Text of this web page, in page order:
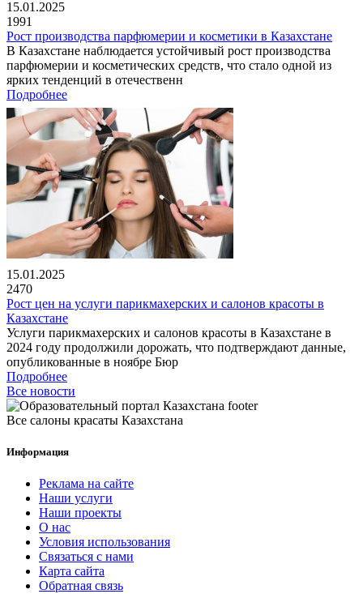
15.01.2025
1991
Рост производства парфюмерии и косметики в Казахстане
В Казахстане наблюдается устойчивый рост производства
парфюмерии и косметических средств, что стало одной из
ярких тенденций в отечественн
Подробнее
15.01.2025
2470
Рост цен на услуги парикмахерских и салонов красоты в
Казахстане
Услуги парикмахерских и салонов красоты в Казахстане в
2024 году продолжили дорожать, что подтверждают данные,
опубликованные в ноябре Бюр
Подробнее
Все новости
Все салоны красаты Казахстана
Информация
Реклама на сайте
Наши услуги
Наши проекты
О нас
Условия использования
Связаться с нами
Карта сайта
Обратная связь